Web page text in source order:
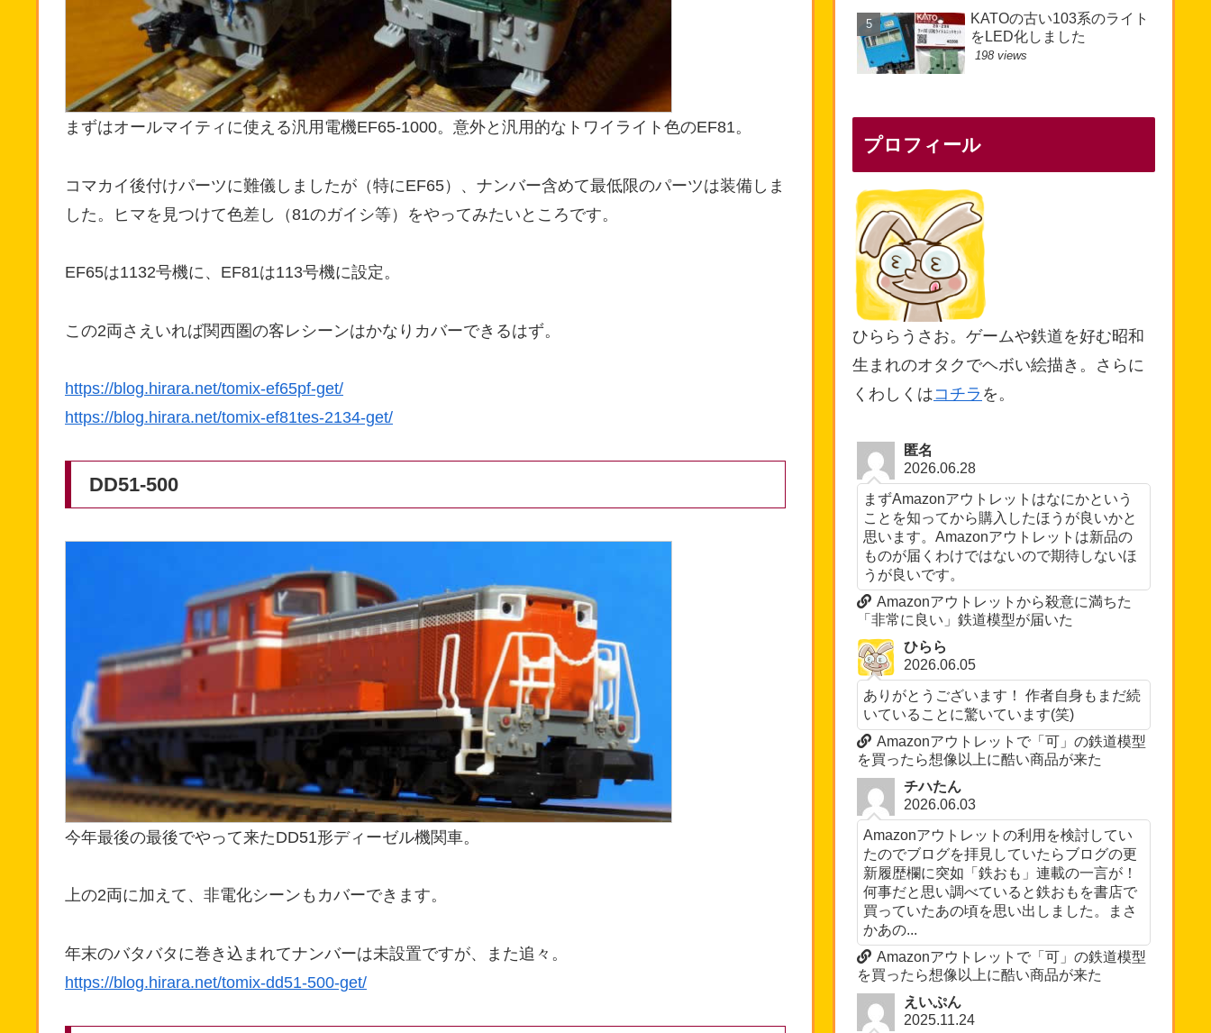
まずはオールマイティに使える汎用電機EF65-1000。意外と汎用的なトワイライト色のEF81。
コマカイ後付けパーツに難儀しましたが（特にEF65）、ナンバー含めて最低限のパーツは装備しま
した。ヒマを見つけて色差し（81のガイシ等）をやってみたいところです。
EF65は1132号機に、EF81は113号機に設定。
この2両さえいれば関西圏の客レシーンはかなりカバーできるはず。
https://blog.hirara.net/tomix-ef65pf-get/
https://blog.hirara.net/tomix-ef81tes-2134-get/
DD51-500
今年最後の最後でやって来たDD51形ディーゼル機関車。
上の2両に加えて、非電化シーンもカバーできます。
年末のバタバタに巻き込まれてナンバーは未設置ですが、また追々。
https://blog.hirara.net/tomix-dd51-500-get/
KATOの古い103系のライト
をLED化しました
198 views
プロフィール
ひららうさお。ゲームや鉄道を好む昭和
生まれのオタクでヘボい絵描き。さらに
くわしくはコチラ を。
匿名
2026.06.28
まずAmazonアウトレットはなにかという
ことを知ってから購入したほうが良いかと
思います。Amazonアウトレットは新品の
ものが届くわけではないので期待しないほ
うが良いです。
Amazonアウトレットから殺意に満ちた
「非常に良い」鉄道模型が届いた
ひらら
2026.06.05
ありがとうございます！ 作者自身もまだ続
いていることに驚いています(笑)
Amazonアウトレットで「可」の鉄道模型
を買ったら想像以上に酷い商品が来た
チハたん
2026.06.03
Amazonアウトレットの利用を検討してい
たのでブログを拝見していたらブログの更
新履歴欄に突如「鉄おも」連載の一言が！
何事だと思い調べていると鉄おもを書店で
買っていたあの頃を思い出しました。まさ
かあの...
Amazonアウトレットで「可」の鉄道模型
を買ったら想像以上に酷い商品が来た
えいぷん
2025.11.24